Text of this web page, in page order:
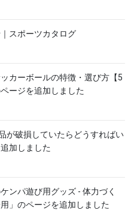
スポーツカタログ
カーボールの特徴・選び方【5
ージを追加しました
が破損していたらどうすればい
加しました
ンパ遊び用グッズ - 体力づく
」のページを追加しました